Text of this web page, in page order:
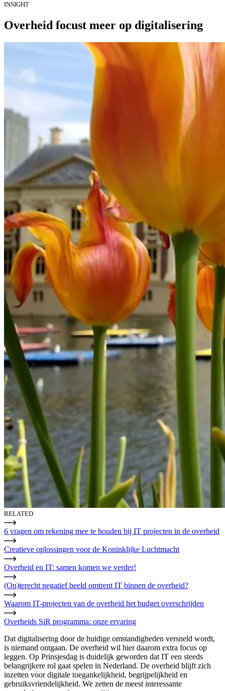
INSIGHT
Overheid focust meer op digitalisering
RELATED
6 vragen om rekening mee te houden bij IT projecten in de overheid
Creatieve oplossingen voor de Koninklijke Luchtmacht
Overheid en IT: samen komen we verder!
(On)terecht negatief beeld omtrent IT binnen de overheid?
Waarom IT-projecten van de overheid het budget overschrijden
Overheids SiR programma: onze ervaring
Dat digitalisering door de huidige omstandigheden versneld wordt,
is niemand ontgaan. De overheid wil hier daarom extra focus op
leggen. Op Prinsjesdag is duidelijk geworden dat IT een steeds
belangrijkere rol gaat spelen in Nederland. De overheid blijft zich
inzetten voor digitale toegankelijkheid, begrijpelijkheid en
gebruiksvriendelijkheid. We zetten de meest interessante